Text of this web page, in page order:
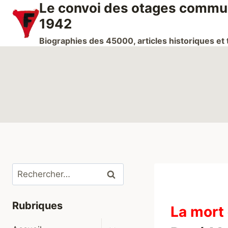
contenu
Le convoi des otages
1942
Biographies des 45000, articles historiques et
La mort
Rechercher :
Rubriques